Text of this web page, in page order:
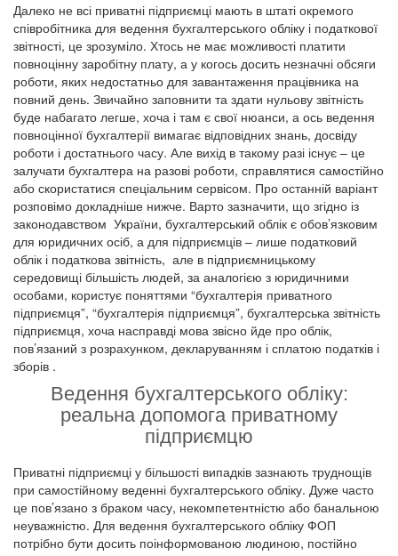
Далеко не всі приватні підприємці мають в штаті окремого
співробітника для ведення бухгалтерського обліку і податкової
звітності, це зрозуміло. Хтось не має можливості платити
повноцінну заробітну плату, а у когось досить незначні обсяги
роботи, яких недостатньо для завантаження працівника на
повний день. Звичайно заповнити та здати нульову звітність
буде набагато легше, хоча і там є свої нюанси, а ось ведення
повноцінної бухгалтерії вимагає відповідних знань, досвіду
роботи і достатнього часу. Але вихід в такому разі існує – це
залучати бухгалтера на разові роботи, справлятися самостійно
або скористатися спеціальним сервісом. Про останній варіант
розповімо докладніше нижче. Варто зазначити, що згідно із
законодавством України, бухгалтерський облік є обов’язковим
для юридичних осіб, а для підприємців – лише податковий
облік і податкова звітність, але в підприємницькому
середовищі більшість людей, за аналогією з юридичними
особами, користує поняттями “бухгалтерія приватного
підприємця”, “бухгалтерія підприємця”, бухгалтерська звітність
підприємця, хоча насправді мова звісно йде про облік,
пов’язаний з розрахунком, декларуванням і сплатою податків і
зборів .
Ведення бухгалтерського обліку:
реальна допомога приватному
підприємцю
Приватні підприємці у більшості випадків зазнають труднощів
при самостійному веденні бухгалтерського обліку. Дуже часто
це пов’язано з браком часу, некомпетентністю або банальною
неуважністю. Для ведення бухгалтерського обліку ФОП
потрібно бути досить поінформованою людиною, постійно